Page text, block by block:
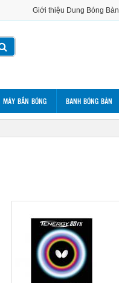
Giới thiệu Dung Bóng Bàn
MÁY BẮN BÓNG BANH BÓNG BÀN